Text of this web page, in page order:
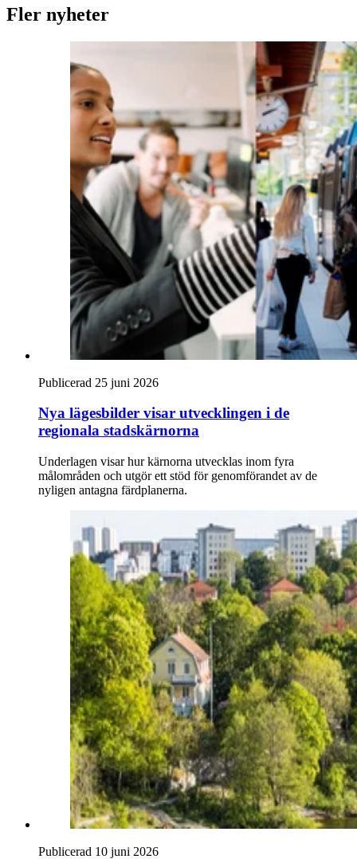
Fler nyheter
Publicerad 25 juni 2026
Nya lägesbilder visar utvecklingen i de
regionala stadskärnorna
Underlagen visar hur kärnorna utvecklas inom fyra
målområden och utgör ett stöd för genomförandet av de
nyligen antagna färdplanerna.
Publicerad 10 juni 2026